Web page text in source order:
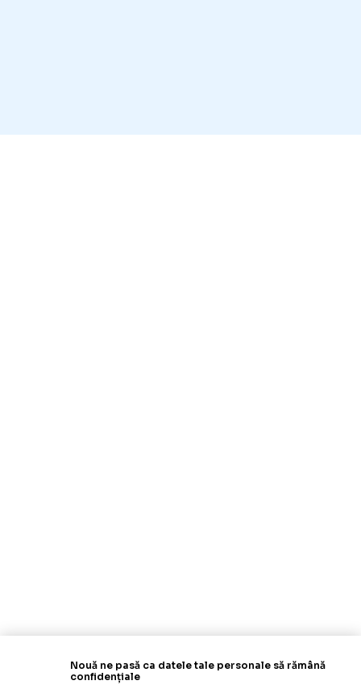
Nouă ne pasă ca datele tale personale să rămână
confidențiale